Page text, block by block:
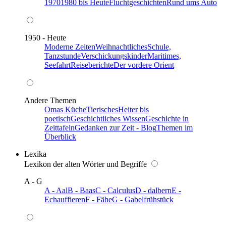
19701980 bis HeuteFluchtgeschichtenRund ums Auto
1950 - Heute
Moderne ZeitenWeihnachtlichesSchule,
TanzstundeVerschickungskinderMaritimes,
SeefahrtReiseberichteDer vordere Orient
Andere Themen
Omas KücheTierischesHeiter bis
poetischGeschichtliches WissenGeschichte in
ZeittafelnGedanken zur Zeit - BlogThemen im
Überblick
Lexika
Lexikon der alten Wörter und Begriffe
A - G
A - AalB - BaasC - CalculusD - dalbernE -
EchauffierenF - FäheG - Gabelfrühstück